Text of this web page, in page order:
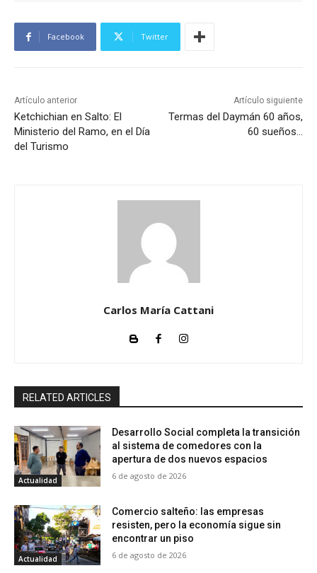
Facebook Twitter
Artículo anterior
Ketchichian en Salto: El
Ministerio del Ramo, en el Día
del Turismo
Artículo siguiente
Termas del Daymán 60 años,
60 sueños…
Carlos María Cattani
RELATED ARTICLES
Actualidad
Desarrollo Social completa la transición
al sistema de comedores con la
apertura de dos nuevos espacios
6 de agosto de 2026
Actualidad
Comercio salteño: las empresas
resisten, pero la economía sigue sin
encontrar un piso
6 de agosto de 2026